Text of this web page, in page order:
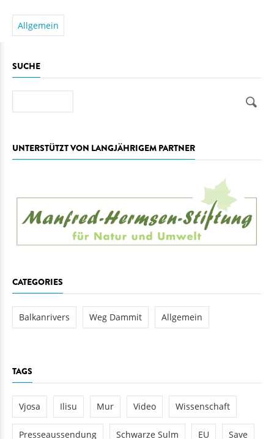
Allgemein
SUCHE
UNTERSTÜTZT VON LANGJÄHRIGEM PARTNER
CATEGORIES
Balkanrivers Weg Dammit Allgemein
TAGS
Vjosa Ilisu Mur Video Wissenschaft
Presseaussendung Schwarze Sulm EU Save